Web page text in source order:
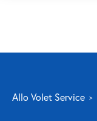
Volet roulant
Allo Volet Service